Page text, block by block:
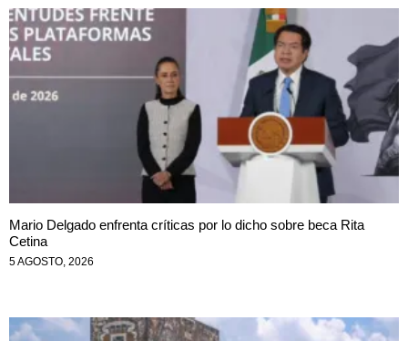
Mario Delgado enfrenta críticas por lo dicho sobre beca Rita
Cetina
5 AGOSTO, 2026